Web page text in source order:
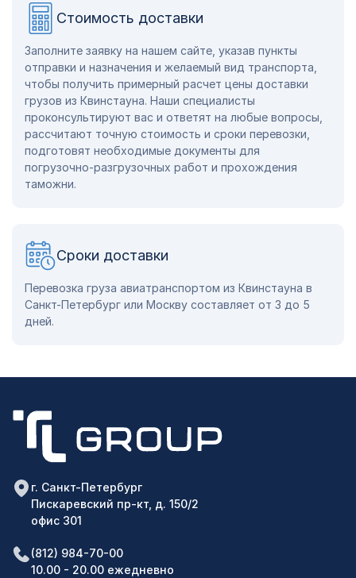
Стоимость доставки
Заполните заявку на нашем сайте, указав пункты
отправки и назначения и желаемый вид транспорта,
чтобы получить примерный расчет цены доставки
грузов из Квинстауна. Наши специалисты
проконсультируют вас и ответят на любые вопросы,
рассчитают точную стоимость и сроки перевозки,
подготовят необходимые документы для
погрузочно-разгрузочных работ и прохождения
таможни.
Сроки доставки
Перевозка груза авиатранспортом из Квинстауна в
Санкт-Петербург или Москву составляет от 3 до 5
дней.
г. Санкт-Петербург
Пискаревский пр-кт, д. 150/2
офис 301
(812) 984-70-00
10.00 - 20.00 ежедневно